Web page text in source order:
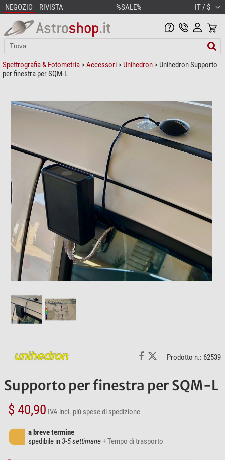
NEGOZIO RIVISTA %SALE% IT / $
Spettrografia & Fotometria >Accessori > Unihedron > Unihedron Supporto
per finestra per SQM-L
Prodotto n.: 62539
Supporto per finestra per SQM-L
$ 40,90 IVA incl. più spese di spedizione
a breve termine
spedibile in3-5 settimane+ Tempo di trasporto